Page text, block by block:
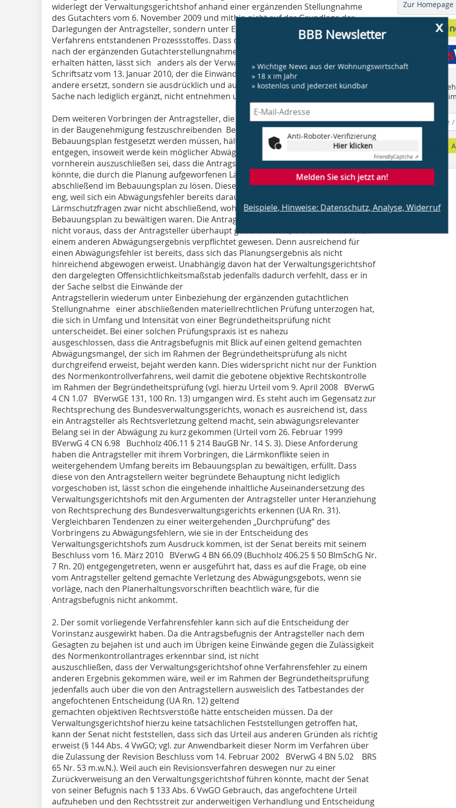
widerlegt der Verwaltungsgerichtshof anhand einer ergänzenden Stellungnahme
des Gutachters vom 6. November 2009 und mithin nicht auf der Grundlage der
Darlegungen der Antragsteller, sondern unter Einbeziehung des erst im Laufe des
Verfahrens entstandenen Prozessstoffes. Dass die Antragsteller diese Einwände
nach der ergänzenden Gutachterstellungnahme ohnehin nicht mehr aufrecht
erhalten hätten, lässt sich anders als der Verwaltungsgerichtshof meint ihrem
Schriftsatz vom 13. Januar 2010, der die Einwände nicht etwa zurückzieht oder durch
andere ersetzt, sondern sie ausdrücklich und auch der
Sache nach lediglich ergänzt, nicht entnehmen und ist auch sonst nicht ersichtlich.
Dem weiteren Vorbringen der Antragsteller, die im Gutachten 2004 genannten vier
in der Baugenehmigung festzuschreibenden Bedingungen hätten bereits im
Bebauungsplan festgesetzt werden müssen, hält der Verwaltungsgerichtshof
entgegen, insoweit werde kein möglicher Abwägungsfehler aufgezeigt, weil von
vornherein auszuschließen sei, dass die Antragsgegnerin verpflichtet gewesen sein
könnte, die durch die Planung aufgeworfenen Lärmschutzfragen vollumfänglich und
abschließend im Bebauungsplan zu lösen. Dieser Maßstab ist schon deswegen zu
eng, weil sich ein Abwägungsfehler bereits daraus ergeben könnte, dass die
Lärmschutzfragen zwar nicht abschließend, wohl aber in größerem Umfang im
Bebauungsplan zu bewältigen waren. Die Antragsbefugnis setzt darüber hinaus auch
nicht voraus, dass der Antragsteller überhaupt geltend macht, die Gemeinde sei zu
einem anderen Abwägungsergebnis verpflichtet gewesen. Denn ausreichend für
einen Abwägungsfehler ist bereits, dass sich das Planungsergebnis als nicht
hinreichend abgewogen erweist. Unabhängig davon hat der Verwaltungsgerichtshof
den dargelegten Offensichtlichkeitsmaßstab jedenfalls dadurch verfehlt, dass er in
der Sache selbst die Einwände der
Antragstellerin wiederum unter Einbeziehung der ergänzenden gutachtlichen
Stellungnahme einer abschließenden materiellrechtlichen Prüfung unterzogen hat,
die sich in Umfang und Intensität von einer Begründetheitsprüfung nicht
unterscheidet. Bei einer solchen Prüfungspraxis ist es nahezu
ausgeschlossen, dass die Antragsbefugnis mit Blick auf einen geltend gemachten
Abwägungsmangel, der sich im Rahmen der Begründetheitsprüfung als nicht
durchgreifend erweist, bejaht werden kann. Dies widerspricht nicht nur der Funktion
des Normenkontrollverfahrens, weil damit die gebotene objektive Rechtskontrolle
im Rahmen der Begründetheitsprüfung (vgl. hierzu Urteil vom 9. April 2008 BVerwG
4 CN 1.07 BVerwGE 131, 100 Rn. 13) umgangen wird. Es steht auch im Gegensatz zur
Rechtsprechung des Bundesverwaltungsgerichts, wonach es ausreichend ist, dass
ein Antragsteller als Rechtsverletzung geltend macht, sein abwägungsrelevanter
Belang sei in der Abwägung zu kurz gekommen (Urteil vom 26. Februar 1999
BVerwG 4 CN 6.98 Buchholz 406.11 § 214 BauGB Nr. 14 S. 3). Diese Anforderung
haben die Antragsteller mit ihrem Vorbringen, die Lärmkonflikte seien in
weitergehendem Umfang bereits im Bebauungsplan zu bewältigen, erfüllt. Dass
diese von den Antragstellern weiter begründete Behauptung nicht lediglich
vorgeschoben ist, lässt schon die eingehende inhaltliche Auseinandersetzung des
Verwaltungsgerichtshofs mit den Argumenten der Antragsteller unter Heranziehung
von Rechtsprechung des Bundesverwaltungsgerichts erkennen (UA Rn. 31).
Vergleichbaren Tendenzen zu einer weitergehenden „Durchprüfung“ des
Vorbringens zu Abwägungsfehlern, wie sie in der Entscheidung des
Verwaltungsgerichtshofs zum Ausdruck kommen, ist der Senat bereits mit seinem
Beschluss vom 16. März 2010 BVerwG 4 BN 66.09 (Buchholz 406.25 § 50 BImSchG Nr.
7 Rn. 20) entgegengetreten, wenn er ausgeführt hat, dass es auf die Frage, ob eine
vom Antragsteller geltend gemachte Verletzung des Abwägungsgebots, wenn sie
vorläge, nach den Planerhaltungsvorschriften beachtlich wäre, für die
Antragsbefugnis nicht ankommt.
2. Der somit vorliegende Verfahrensfehler kann sich auf die Entscheidung der
Vorinstanz ausgewirkt haben. Da die Antragsbefugnis der Antragsteller nach dem
Gesagten zu bejahen ist und auch im Übrigen keine Einwände gegen die Zulässigkeit
des Normenkontrollantrages erkennbar sind, ist nicht
auszuschließen, dass der Verwaltungsgerichtshof ohne Verfahrensfehler zu einem
anderen Ergebnis gekommen wäre, weil er im Rahmen der Begründetheitsprüfung
jedenfalls auch über die von den Antragstellern ausweislich des Tatbestandes der
angefochtenen Entscheidung (UA Rn. 12) geltend
gemachten objektiven Rechtsverstöße hätte entscheiden müssen. Da der
Verwaltungsgerichtshof hierzu keine tatsächlichen Feststellungen getroffen hat,
kann der Senat nicht feststellen, dass sich das Urteil aus anderen Gründen als richtig
erweist (§ 144 Abs. 4 VwGO; vgl. zur Anwendbarkeit dieser Norm im Verfahren über
die Zulassung der Revision Beschluss vom 14. Februar 2002 BVerwG 4 BN 5.02 BRS
65 Nr. 53 m.w.N.). Weil auch ein Revisionsverfahren deswegen nur zu einer
Zurückverweisung an den Verwaltungsgerichtshof führen könnte, macht der Senat
von seiner Befugnis nach § 133 Abs. 6 VwGO Gebrauch, das angefochtene Urteil
aufzuheben und den Rechtsstreit zur anderweitigen Verhandlung und Entscheidung
x
BBB Newsletter
» Wichtige News aus der Wohnungswirtschaft
» 18 x im Jahr
» kostenlos und jederzeit kündbar
Anti-Roboter-Verifizierung
Hier klicken
FriendlyCaptcha ⇗
Melden Sie sich jetzt an!
Beispiele, Hinweise: Datenschutz, Analyse, Widerruf
Zur Homepage
Anbieter
Finden Sie
"Who is Who